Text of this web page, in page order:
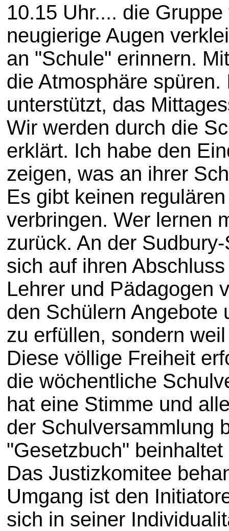
10.15 Uhr.... die
neugierige Augen
an "Schule" erinnern.
die Atmosphäre
unterstützt, das
Wir werden durch die
erklärt. Ich habe den
zeigen, was an ihrer
Es gibt keinen
verbringen. Wer lernen
zurück. An der
sich auf ihren
Lehrer und Pädagogen
den Schülern Angebote
zu erfüllen, sondern
Diese völlige Freiheit
die wöchentliche
hat eine Stimme und
der Schulversammlung
"Gesetzbuch"
Das Justizkomitee
Umgang ist den
sich in seiner